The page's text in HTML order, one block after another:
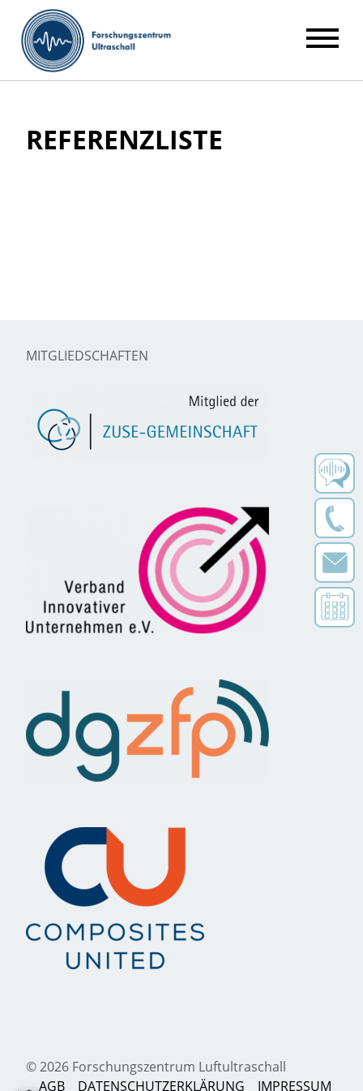
REFERENZLISTE
MITGLIEDSCHAFTEN
© 2026 Forschungszentrum Luftultraschall
AGB
DATENSCHUTZERKLÄRUNG IMPRESSUM